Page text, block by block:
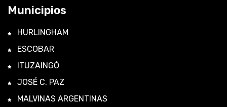
Municipios
HURLINGHAM
ESCOBAR
ITUZAINGÓ
JOSÉ C. PAZ
MALVINAS ARGENTINAS